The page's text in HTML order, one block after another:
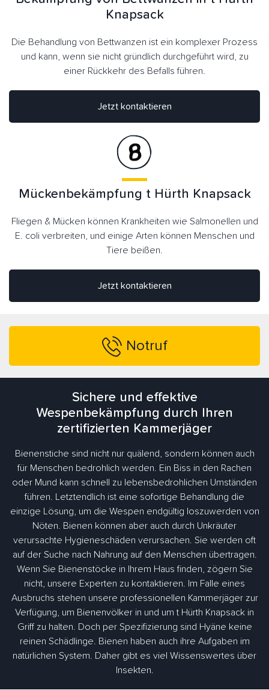
Knapsack
Die Behandlung von Bettwanzen ist ein komplexer Prozess
und kann, wenn sie nicht gründlich durchgeführt wird, zu
einer Rückkehr des Befalls führen.
Jetzt kontaktieren
Jetzt kontaktieren
Mückenbekämpfung t Hürth Knapsack
Fliegen & Mücken können Krankheiten wie Salmonellen und
E. coli verbreiten, und einige Arten können Menschen und
Tiere beißen.
Notruf
Sichere und effektive
Wespenbekämpfung durch Ihren
zertifizierten Kammerjäger
Bienenstiche sind nicht nur quälend, sondern können auch
für Menschen bedrohlich werden. Ein Biss in den Rachen
oder Mund kann schnell zu lebensbedrohlichen Umständen
führen. Letztendlich ist eine sofortige Behandlung die
einzige Lösung, um die Wespen endgültig loszuwerden von
Nöten. Bienen können aber auch durch Unkräuter
verursachte Hygieneschäden verursachen. Sie werden oft
auf der Suche nach Nahrung auf den Menschen übertragen.
Wenn Sie Bienenstöcke in Ihrem Haus finden, zögern Sie
nicht, unsere Experten zu kontaktieren. Im Falle eines
Ausbruchs stehen unsere professionellen Kammerjäger zur
Verfügung, um Bienenvölker in und um t Hürth Knapsack in
Griff zu halten. Doch per Spezifizierung sind Hyäne keine
reinen Schädlinge. Bienen haben auch ihre Aufgaben im
natürlichen System. Daher gibt es viel Wissenswertes über
Insekten.